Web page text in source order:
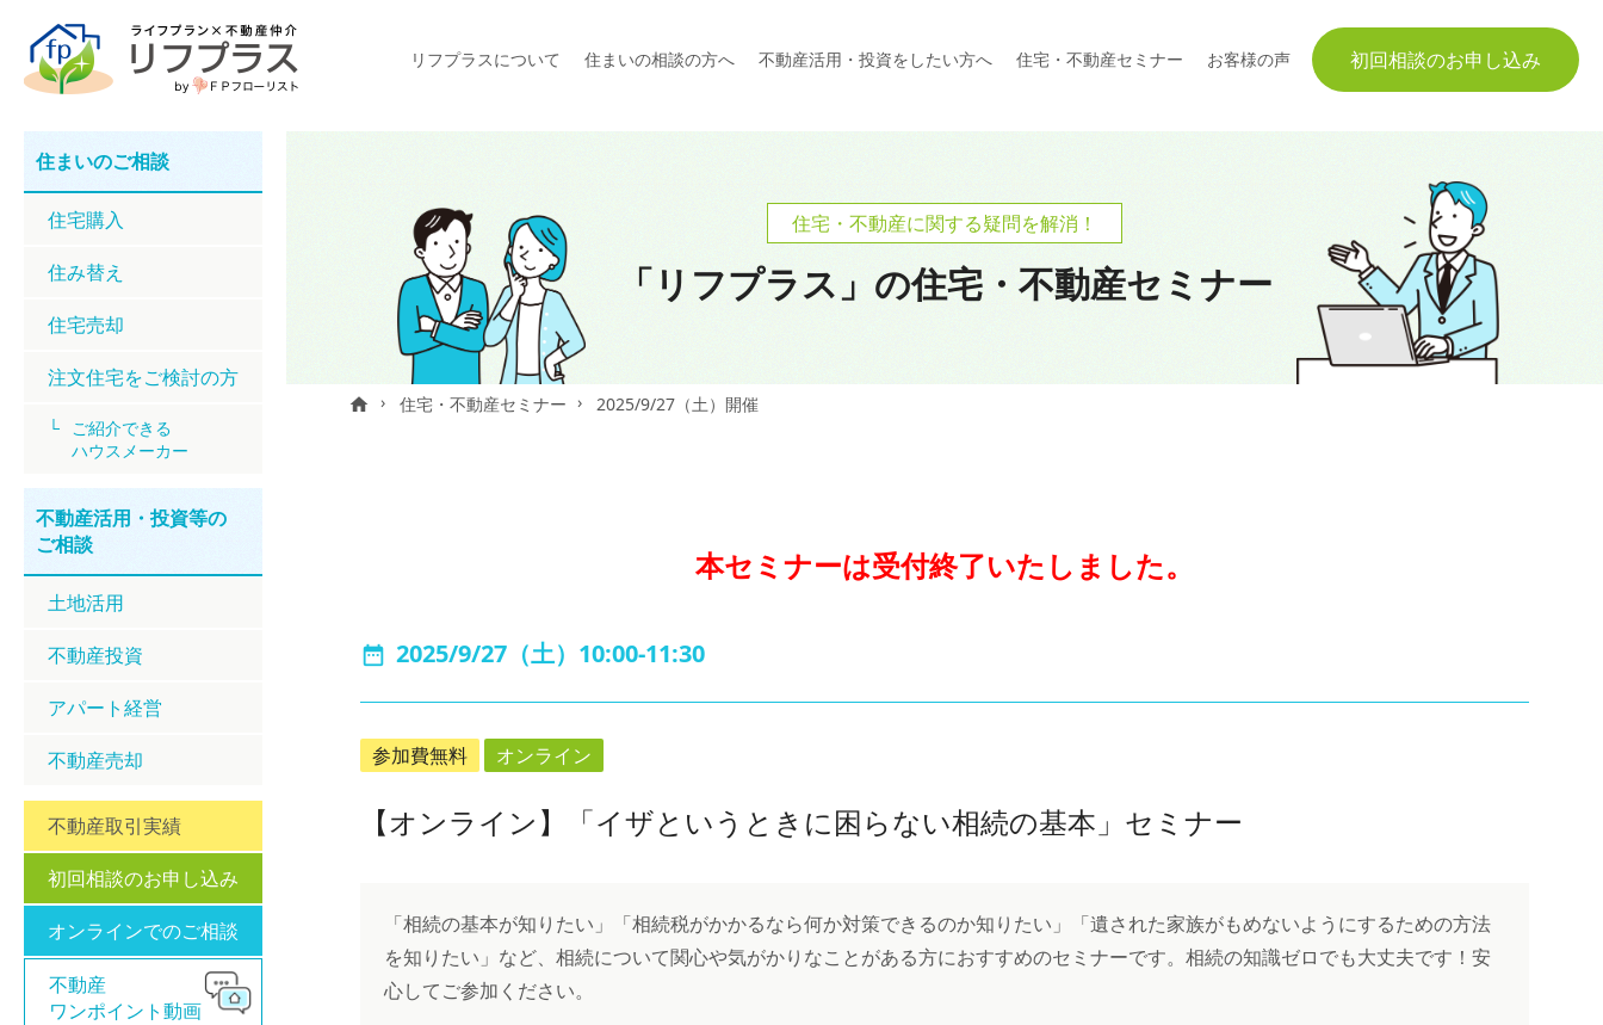
リフプラスについて 住まいの相談の方へ 不動産活用・投資をしたい方へ 住宅・不動産セミナー お客様の声 初回相談のお申し込み
住宅・不動産に関する疑問を解消！
「リフプラス」の住宅・不動産セミナー
home 住宅・不動産セミナー 2025/9/27（土）開催
本セミナーは受付終了いたしました。
2025/9/27（土） 10:00-11:30
参加費無料 オンライン
【オンライン】「イザというときに困らない相続の基本」セミナー
「相続の基本が知りたい」「相続税がかかるなら何か対策できるのか知りたい」「遺された家族がもめないようにするための方法
を知りたい」など、相続について関心や気がかりなことがある方におすすめのセミナーです。相続の知識ゼロでも大丈夫です！安
心してご参加ください。
住まいのご相談
住宅購⼊
住み替え
住宅売却
注文住宅をご検討の方
ご紹介できる
ハウスメーカー
不動産活用・投資等の
ご相談
土地活用
不動産投資
アパート経営
不動産売却
不動産取引実績
初回相談のお申し込み
オンラインでのご相談
不動産
ワンポイント動画